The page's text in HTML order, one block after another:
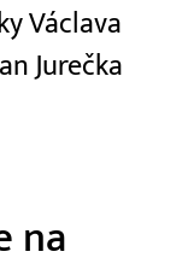
Václava
Jurečka
na